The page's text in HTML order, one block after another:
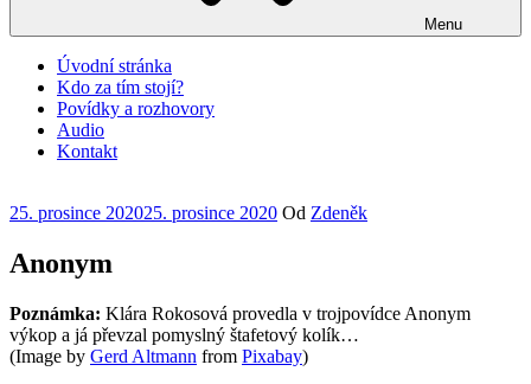
Menu
Úvodní stránka
Kdo za tím stojí?
Povídky a rozhovory
Audio
Kontakt
Publikováno
25. prosince 202025. prosince 2020 Od Zdeněk
Anonym
Poznámka: Klára Rokosová provedla v trojpovídce Anonym
výkop a já převzal pomyslný štafetový kolík…
(Image by Gerd Altmann from Pixabay)